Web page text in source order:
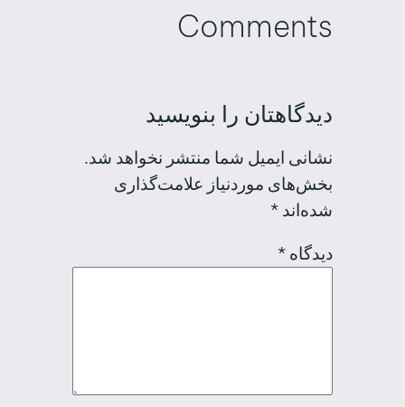
Comments
دیدگاهتان را بنویسید
نشانی ایمیل شما منتشر نخواهد شد.
بخش‌های موردنیاز علامت‌گذاری
شده‌اند *
دیدگاه *